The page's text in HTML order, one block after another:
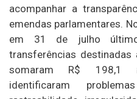
acompanhar a
emendas parlamentares.
em 31 de julho
transferências
somaram R$ 198,1
identificaram